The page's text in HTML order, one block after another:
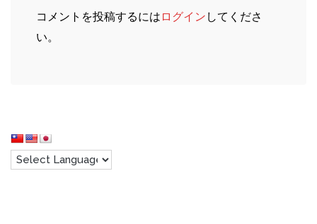
コメントを投稿するには ログイン してくださ
い。